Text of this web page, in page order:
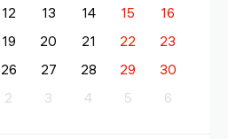
12 13 14 15
16
19 20 21 22
23
26 27 28 29
30
2 3 4 5 6